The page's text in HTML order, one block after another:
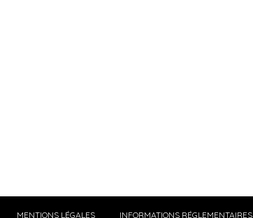
MENTIONS LÉGALES INFORMATIONS RÉGLEMENTAIRES